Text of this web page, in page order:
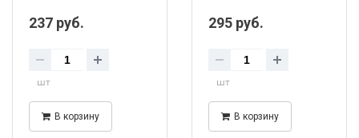
237 руб.
шт
В корзину
295 руб.
шт
В корзину